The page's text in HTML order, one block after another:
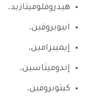
هيدروفلوميثازيد.
ايبوبروفين.
إيميبرامين.
إندوميثاسين.
كيتوبروفين.